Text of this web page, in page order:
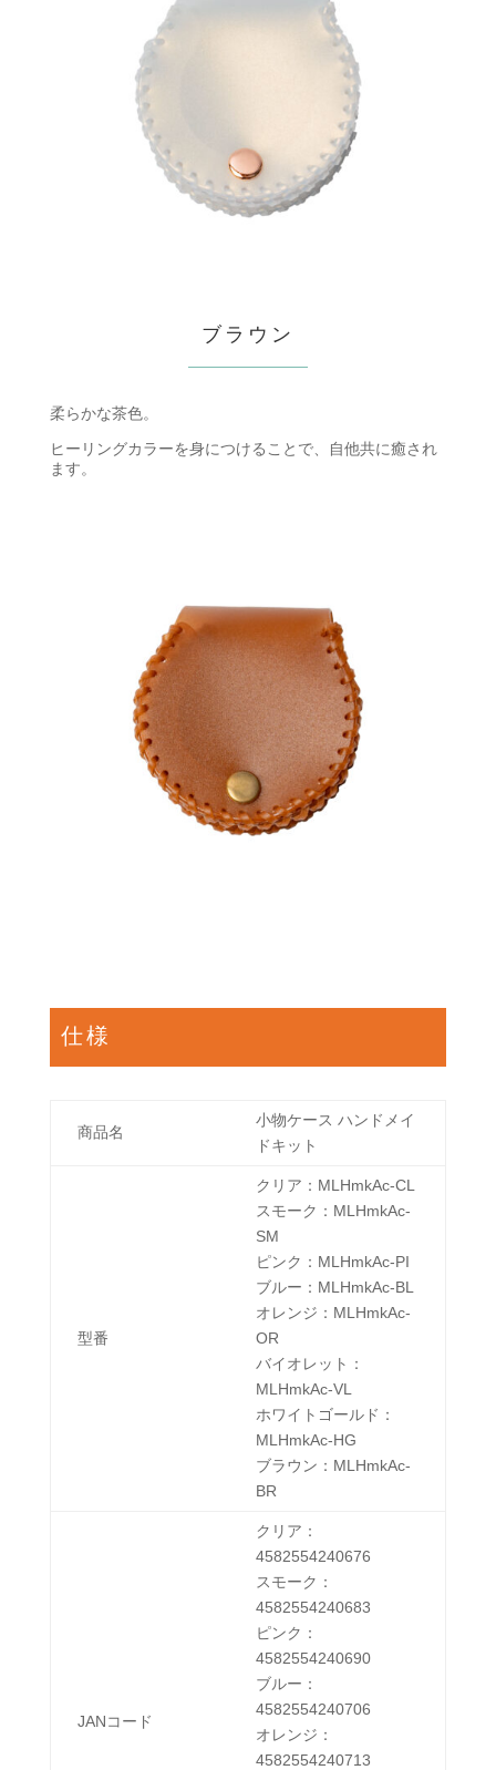
ブラウン
柔らかな茶色。
ヒーリングカラーを身につけることで、自他共に癒され
ます。
仕様
商品名
小物ケース ハンドメイ
ドキット
型番
クリア：MLHmkAc-CL
スモーク：MLHmkAc-
SM
ピンク：MLHmkAc-PI
ブルー：MLHmkAc-BL
オレンジ：MLHmkAc-
OR
バイオレット：
MLHmkAc-VL
ホワイトゴールド：
MLHmkAc-HG
ブラウン：MLHmkAc-
BR
JANコード
クリア：
4582554240676
スモーク：
4582554240683
ピンク：
4582554240690
ブルー：
4582554240706
オレンジ：
4582554240713